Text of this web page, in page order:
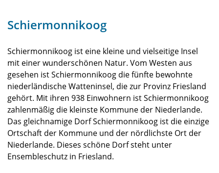
Schiermonnikoog
Schiermonnikoog ist eine kleine und vielseitige Insel
mit einer wunderschönen Natur. Vom Westen aus
gesehen ist Schiermonnikoog die fünfte bewohnte
niederländische Watteninsel, die zur Provinz Friesland
gehört. Mit ihren 938 Einwohnern ist Schiermonnikoog
zahlenmäßig die kleinste Kommune der Niederlande.
Das gleichnamige Dorf Schiermonnikoog ist die einzige
Ortschaft der Kommune und der nördlichste Ort der
Niederlande. Dieses schöne Dorf steht unter
Ensembleschutz in Friesland.